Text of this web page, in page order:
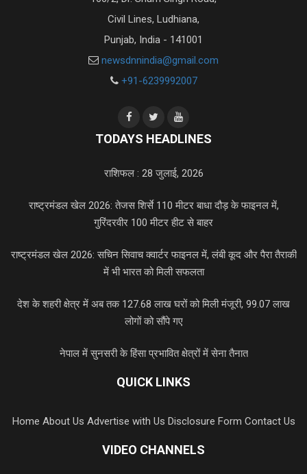
Civil Lines, Ludhiana,
Punjab, India - 141001
newsdnnindia@gmail.com
+91-6239992007
TODAYS HEADLINES
राशिफल : 28 जुलाई, 2026
राष्ट्रमंडल खेल 2026: तेजस शिर्से 110 मीटर बाधा दौड़ के फाइनल में,
गुरिंदरवीर 100 मीटर हीट से बाहर
राष्ट्रमंडल खेल 2026: सचिन सिवाच क्वार्टर फाइनल में, लंबी कूद और पैरा तैराकी
में भी भारत को मिली सफलता
देश के शहरी क्षेत्र में अब तक 127.68 लाख घरों को मिली मंजूरी, 99.07 लाख
लोगों को सौंपे गए
नेपाल में सुनसरी के हिंसा प्रभावित क्षेत्रों में सेना तैनात
QUICK LINKS
Home About Us Advertise with Us Disclosure Form Contact Us
VIDEO CHANNELS